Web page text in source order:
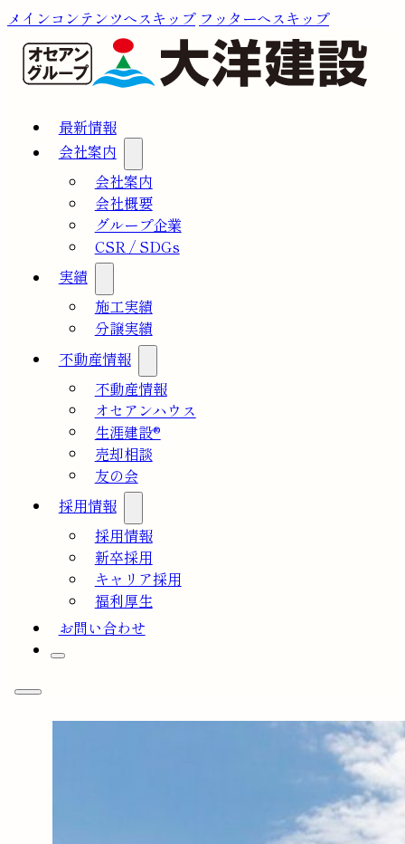
メインコンテンツへスキップ フッターへスキップ
最新情報
会社案内
会社案内
会社概要
グループ企業
CSR / SDGs
実績
施工実績
分譲実績
不動産情報
不動産情報
オセアンハウス
生涯建設®
売却相談
友の会
採用情報
採用情報
新卒採用
キャリア採用
福利厚生
お問い合わせ